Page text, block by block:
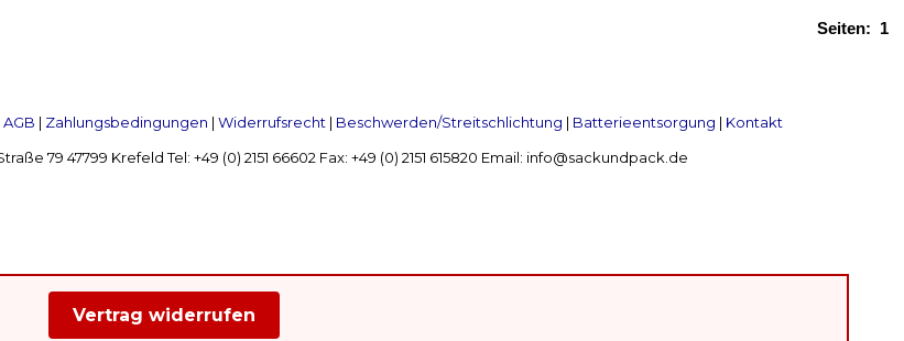
Seiten: 1
AGB | Zahlungsbedingungen | Widerrufsrecht | Beschwerden/Streitschlichtung | Batterieentsorgung | Kontakt
79 47799 Krefeld Tel: +49 (0) 2151 66602 Fax: +49 (0) 2151 615820 Email: info@sackundpack.de
Vertrag widerrufen